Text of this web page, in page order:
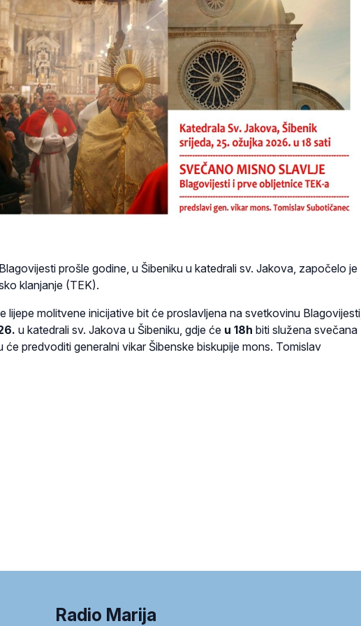
prošle godine, u Šibeniku u katedrali sv. Jakova, započelo je
klanjanje (TEK).
lijepe molitvene inicijative bit će proslavljena na svetkovinu Blagovijesti,
u katedrali sv. Jakova u Šibeniku, gdje će u 18h biti služena svečana
će predvoditi generalni vikar Šibenske biskupije mons. Tomislav
Radio Marija